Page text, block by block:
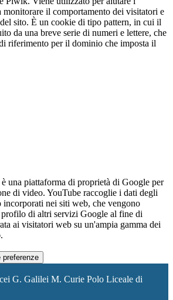
il comportamento dei visitatori e
sito. È un cookie di tipo pattern, in cui il
da una breve serie di numeri e lettere, che
riferimento per il dominio che imposta il
una piattaforma di proprietà di Google per
di video. YouTube raccoglie i dati degli
incorporati nei siti web, che vengono
di altri servizi Google al fine di
ai visitatori web su un'ampia gamma dei
preferenze
G. Galilei M. Curie Polo Liceale di